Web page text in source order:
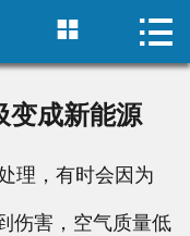
 首页
 
变成新能源
理，有时会因为
伤害，空气质量低